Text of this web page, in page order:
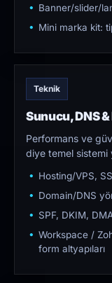
Banner/slider/
Mini marka kit:
Teknik
Sunucu, DNS
Performans ve
diye temel sistemi
Hosting/VPS,
Domain/DNS
SPF, DKIM,
Workspace /
form altyapıları